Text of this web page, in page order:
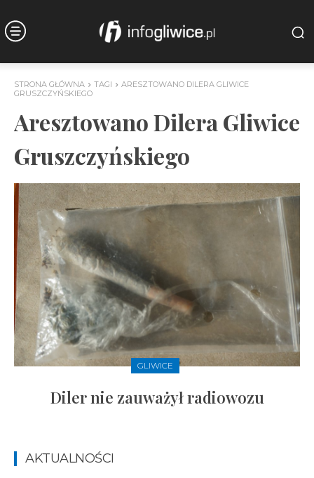
STRONA GŁÓWNA TAGI
ARESZTOWANO DILERA GLIWICE
GRUSZCZYŃSKIEGO
Aresztowano Dilera Gliwice
Gruszczyńskiego
GLIWICE
Diler nie zauważył radiowozu
AKTUALNOŚCI